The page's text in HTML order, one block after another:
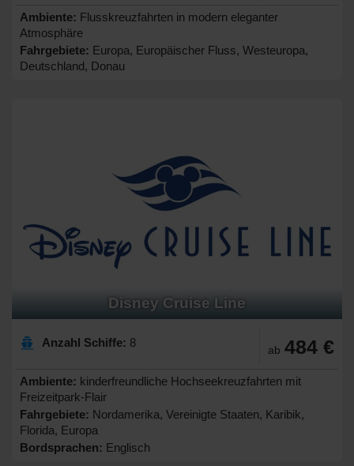
Ambiente: Flusskreuzfahrten in modern eleganter
Atmosphäre
Fahrgebiete: Europa, Europäischer Fluss, Westeuropa,
Deutschland, Donau
Disney Cruise Line
Anzahl Schiffe: 8
ab 484 €
Ambiente: kinderfreundliche Hochseekreuzfahrten mit
Freizeitpark-Flair
Fahrgebiete: Nordamerika, Vereinigte Staaten, Karibik,
Florida, Europa
Bordsprachen: Englisch